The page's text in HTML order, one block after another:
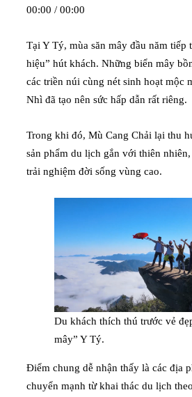
00:00 / 00:00
Tại Y Tý, mùa săn mây đầu năm tiếp
hiệu” hút khách. Những biển mây
các triền núi cùng nét sinh hoạt mộc
Nhì đã tạo nên sức hấp dẫn rất riêng.
Trong khi đó, Mù Cang Chải lại thu
sản phẩm du lịch gắn với thiên
trải nghiệm đời sống vùng cao.
Du khách thích thú trước vẻ
mây” Y Tý.
Điểm chung dễ nhận thấy là các địa
chuyển mạnh từ khai thác du lịch